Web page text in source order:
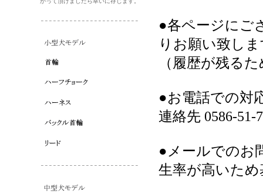
●各ページにご
りお願い致し
（履歴が残る
●お電話での対
連絡先 0586-51-
●メールでのお
生率が高いた